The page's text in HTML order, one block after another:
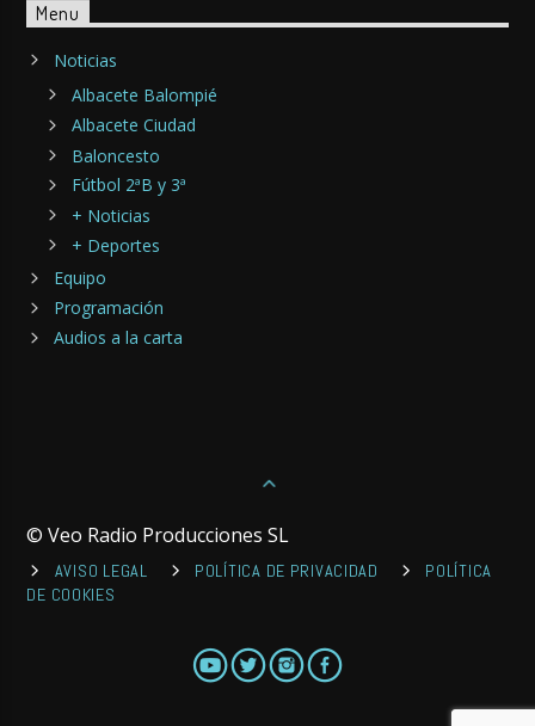
Menu
Noticias
Albacete Balompié
Albacete Ciudad
Baloncesto
Fútbol 2ªB y 3ª
+ Noticias
+ Deportes
Equipo
Programación
Audios a la carta
© Veo Radio Producciones SL
AVISO LEGAL POLÍTICA DE PRIVACIDAD
POLÍTICA
DE COOKIES